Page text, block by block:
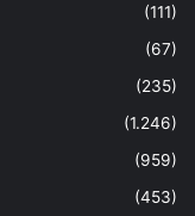
(111)
(67)
(235)
(1.246)
(959)
(453)